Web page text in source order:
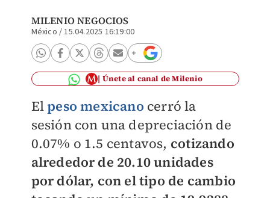
MILENIO NEGOCIOS
México /15.04.2025 16:19:00
Únete al canal de Milenio
Elpeso mexicano cerró la
sesión con una depreciación de
0.07% o 1.5 centavos, cotizando
alrededor de 20.10 unidades
por dólar, con el tipo de cambio